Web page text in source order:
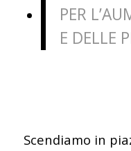
PER
E DELLE
Scendiamo in